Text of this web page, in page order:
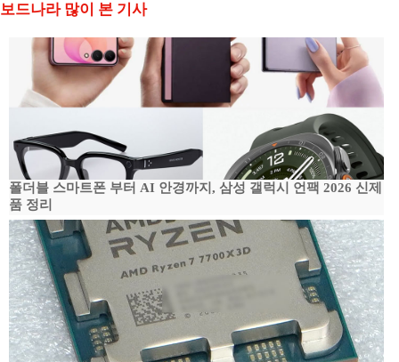
보드나라 많이 본 기사
폴더블 스마트폰 부터 AI 안경까지, 삼성 갤럭시 언팩 2026 신제
품 정리